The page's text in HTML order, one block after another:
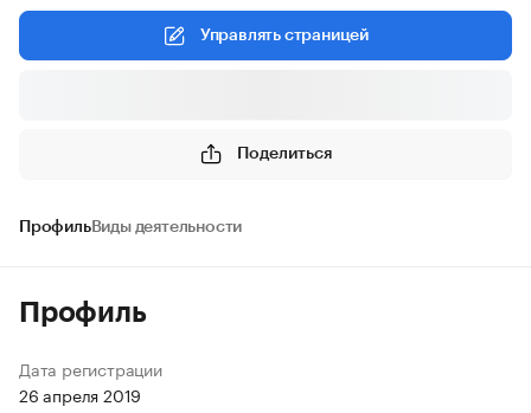
Управлять страницей
Поделиться
ПрофильВиды деятельности
Профиль
Дата регистрации
26 апреля 2019